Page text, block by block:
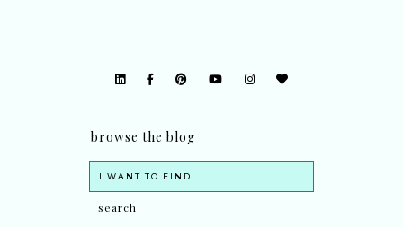
browse the blog